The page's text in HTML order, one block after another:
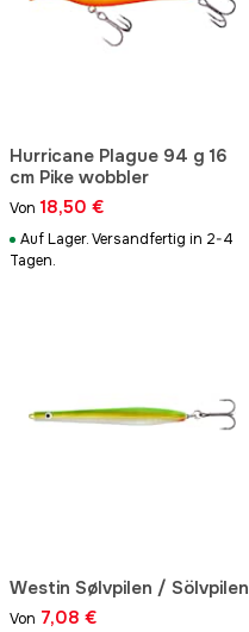
Hurricane Plague 94 g 16
cm Pike wobbler
Von 18,50 €
Auf Lager. Versandfertig in 2-4
Tagen.
Westin Sølvpilen / Sölvpilen
Von 7,08 €